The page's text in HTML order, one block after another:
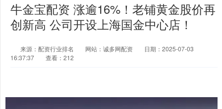
牛金宝配资 涨逾16%！老铺黄金股价再
创新高 公司开设上海国金中心店！
来源：配资行业排名 网站：诚多网配资
日期：2025-07-03
16:37:37
查看：212